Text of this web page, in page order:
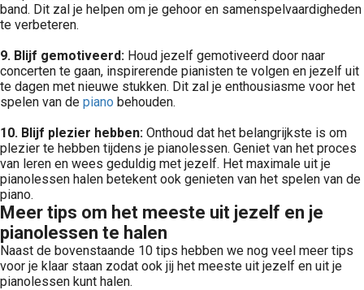
band. Dit zal je helpen om je gehoor en samenspelvaardigheden
te verbeteren.
9. Blijf gemotiveerd: Houd jezelf gemotiveerd door naar
concerten te gaan, inspirerende pianisten te volgen en jezelf uit
te dagen met nieuwe stukken. Dit zal je enthousiasme voor het
spelen van de piano behouden.
10. Blijf plezier hebben: Onthoud dat het belangrijkste is om
plezier te hebben tijdens je pianolessen. Geniet van het proces
van leren en wees geduldig met jezelf. Het maximale uit je
pianolessen halen betekent ook genieten van het spelen van de
piano.
Meer tips om het meeste uit jezelf en je
pianolessen te halen
Naast de bovenstaande 10 tips hebben we nog veel meer tips
voor je klaar staan zodat ook jij het meeste uit jezelf en uit je
pianolessen kunt halen.